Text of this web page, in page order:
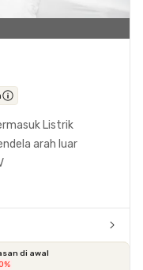
Listrik
arah luar
di awal